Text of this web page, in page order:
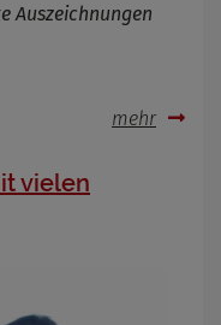
Auszeichnungen
mehr
vielen